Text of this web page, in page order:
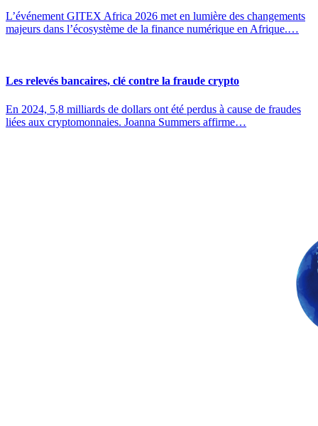
L’événement GITEX Africa 2026 met en lumière des changements
majeurs dans l’écosystème de la finance numérique en Afrique.…
Les relevés bancaires, clé contre la fraude crypto
En 2024, 5,8 milliards de dollars ont été perdus à cause de fraudes
liées aux cryptomonnaies. Joanna Summers affirme…